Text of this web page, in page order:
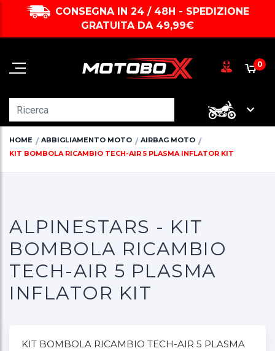
CONSEGNA IN 24 / 48H - SPEDIZIONE
GRATUITA DA 49,99€
0
HOME ABBIGLIAMENTO MOTO
AIRBAG MOTO
KIT BOMBOLA RICAMBIO TECH-AIR 5 PLASMA INFLATOR KIT
ALPINESTARS - KIT
BOMBOLA RICAMBIO
TECH-AIR 5 PLASMA
INFLATOR KIT
KIT BOMBOLA RICAMBIO TECH-AIR 5 PLASMA